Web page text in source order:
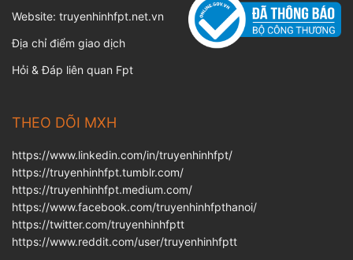
Website: truyenhinhfpt.net.vn
Địa chỉ điểm giao dịch
Hỏi & Đáp liên quan Fpt
THEO DÕI MXH
https://www.linkedin.com/in/truyenhinhfpt/
https://truyenhinhfpt.tumblr.com/
https://truyenhinhfpt.medium.com/
https://www.facebook.com/truyenhinhfpthanoi/
https://twitter.com/truyenhinhfptt
https://www.reddit.com/user/truyenhinhfptt